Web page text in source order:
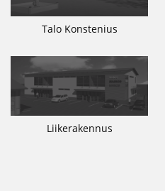
Talo Konstenius
Liikerakennus